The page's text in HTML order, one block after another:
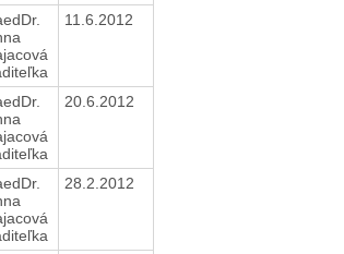
11.6.2012
20.6.2012
28.2.2012